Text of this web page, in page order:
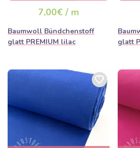
von wenigen Stunden
ausverkauft sein
7,00€ / m
Baumwoll Bündchenstoff
glatt PREMIUM lilac
glatt